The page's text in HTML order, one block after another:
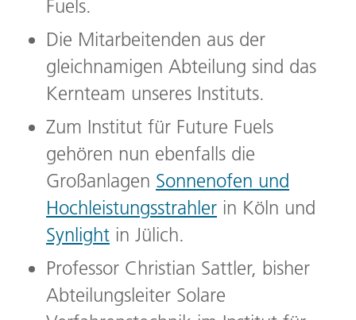
Fuels.
Die Mitarbeitenden aus der
gleichnamigen Abteilung sind das
Kernteam unseres Instituts.
Zum Institut für Future Fuels
gehören nun ebenfalls die
Großanlagen Sonnenofen und
Hochleistungsstrahler in Köln und
Synlight in Jülich.
Professor Christian Sattler, bisher
Abteilungsleiter Solare